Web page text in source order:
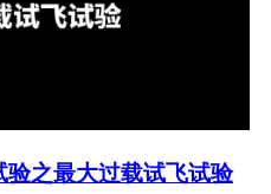
验之最大过载试飞试验